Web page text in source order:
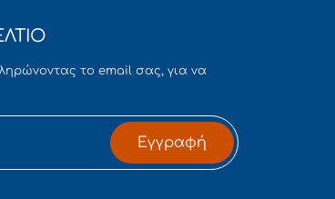
το email σας, για να
Εγγραφή